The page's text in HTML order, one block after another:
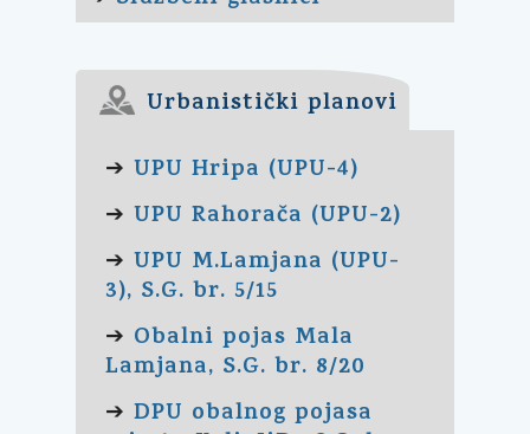
Urbanistički planovi
➔ UPU Hripa (UPU-4)
➔ UPU Rahorača (UPU-2)
➔ UPU M.Lamjana (UPU-
3), S.G. br. 5/15
➔ Obalni pojas Mala
Lamjana, S.G. br. 8/20
➔ DPU obalnog pojasa